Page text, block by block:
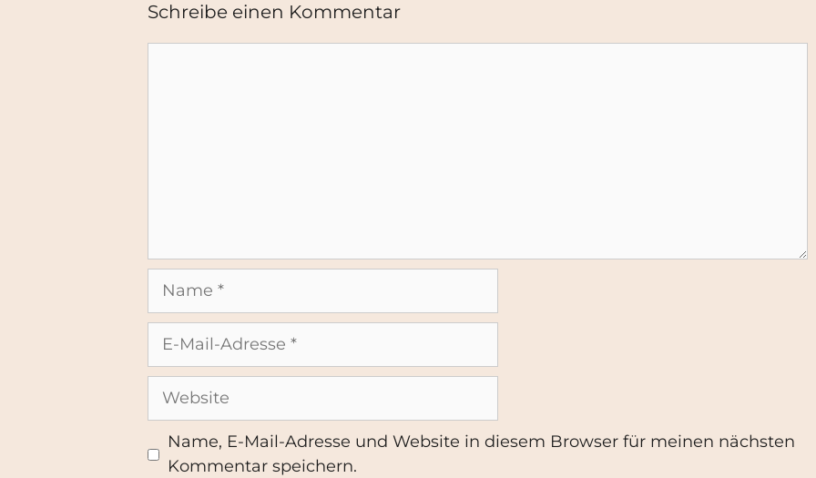
Schreibe einen Kommentar
Name
Adresse
Website
Name, E-Mail-Adresse und Website in diesem Browser für meinen nächsten
Kommentar speichern.